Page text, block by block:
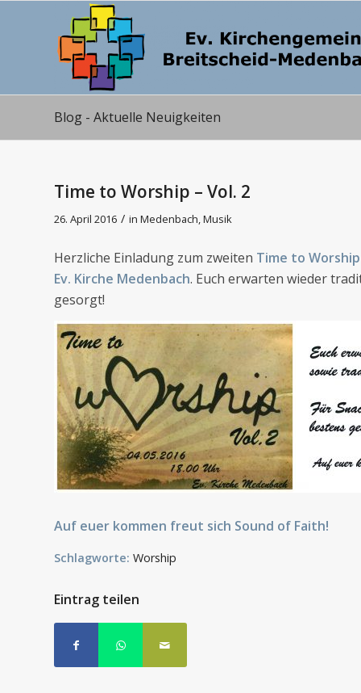
Blog - Aktuelle Neuigkeiten
Time to Worship – Vol. 2
26. April 2016 / in Medenbach,Musik
Herzliche Einladung zum zweiten Time to Worship
Ev. Kirche Medenbach. Euch erwarten wieder
gesorgt!
Auf euer kommen freut sich Sound of Faith!
Schlagworte: Worship
Eintrag teilen